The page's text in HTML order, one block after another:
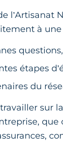
l’Artisanat
à
questions,
étapes
du
sur